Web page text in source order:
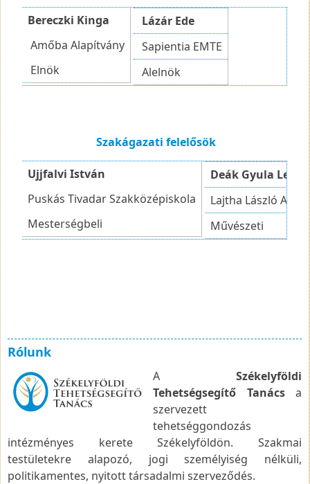
Bereczki Kinga
Amőba Alapítvány
Elnök
Lázár Ede
Sapientia EMTE
Alelnök
Szakágazati felelősök
Ujjfalvi István
Puskás Tivadar Szakközépiskola
Mesterségbeli
Deák Gyula
Lajtha László
Művészeti
Rólunk
A Székelyföldi
Tehetségsegítő Tanácsa
szervezett
tehetséggondozás
intézményes kerete Székelyföldön. Szakmai
testületekre alapozó, jogi személyiség nélküli,
politikamentes, nyitott társadalmi szerveződés.